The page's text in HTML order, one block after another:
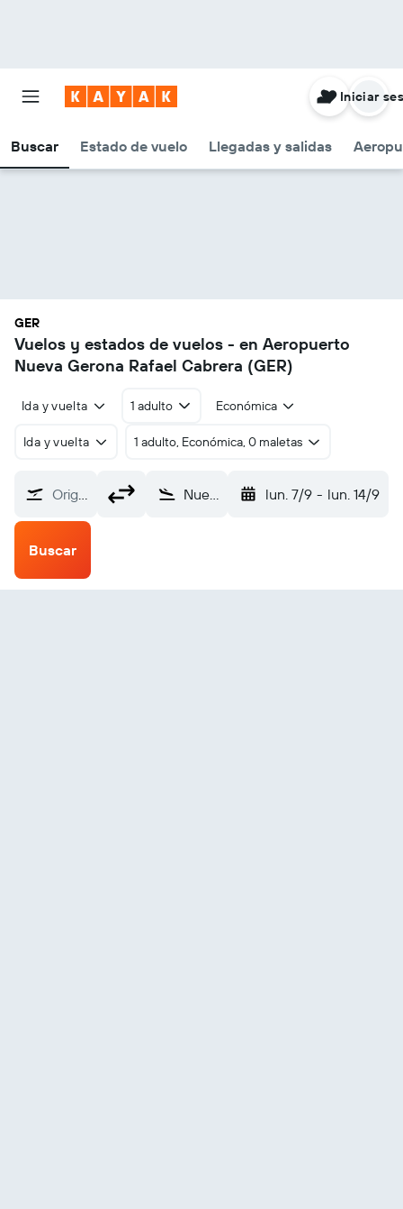
Buscar Estado de vuelo Llegadas y salidas
Iniciar
GER
Vuelos y estados de vuelos - en Aeropuerto
Nueva Gerona Rafael Cabrera (GER)
Ida y vuelta 1 adulto Económica
Ida y vuelta 1 adulto, Económica, 0 maletas
Origen Nueva Gerona Rafael Cabrera (GER) lun. 7/9 - lun. 14/9
Buscar